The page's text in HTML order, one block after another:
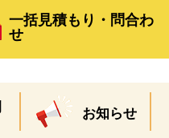
一括見積もり・問合わ
せ
お知らせ